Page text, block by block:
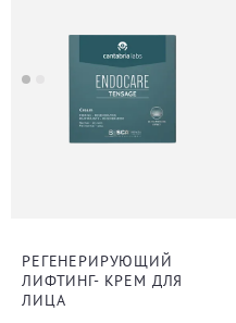
РЕГЕНЕРИРУЮЩИЙ
ЛИФТИНГ- КРЕМ ДЛЯ
ЛИЦА